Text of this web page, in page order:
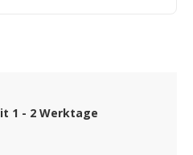
1 - 2 Werktage